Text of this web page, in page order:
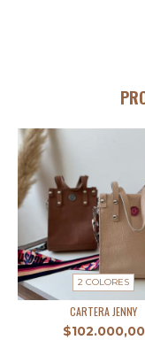
2 COLORES
CARTERA JENNY
$102.000,00